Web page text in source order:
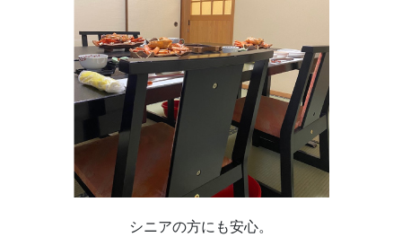
シニアの方にも安心。